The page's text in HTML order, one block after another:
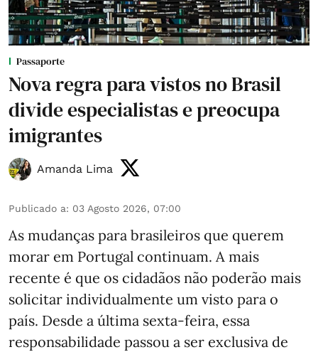
Passaporte
Nova regra para vistos no Brasil
divide especialistas e preocupa
imigrantes
Amanda Lima
Publicado a: 03 Agosto 2026, 07:00
As mudanças para brasileiros que querem
morar em Portugal continuam. A mais
recente é que os cidadãos não poderão mais
solicitar individualmente um visto para o
país. Desde a última sexta-feira, essa
responsabilidade passou a ser exclusiva de